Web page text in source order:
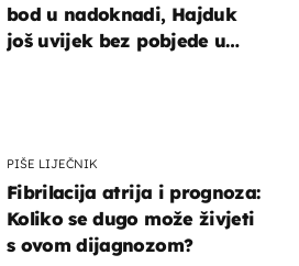
PIŠE LIJEČNIK
Fibrilacija atrija i prognoza:
Koliko se dugo može živjeti
s ovom dijagnozom?
bod u nadoknadi, Hajduk
još uvijek bez pobjede u